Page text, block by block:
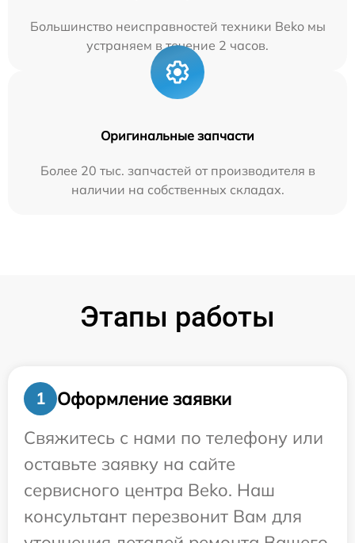
Большинство неисправностей техники Beko мы
устраняем в течение 2 часов.
Оригинальные запчасти
Более 20 тыс. запчастей от производителя в
наличии на собственных складах.
Этапы работы
1
Оформление заявки
Свяжитесь с нами по телефону или
оставьте заявку на сайте
сервисного центра Beko. Наш
консультант перезвонит Вам для